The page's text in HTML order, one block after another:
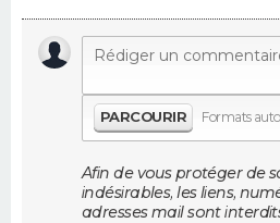
Se connecter
Entreprises
Service militaire
Avis de recherche
AVIS DE DÉCÈS
PARCOURIR Formats
Afin de vous protéger de
indésirables, les liens,
adresses mail sont